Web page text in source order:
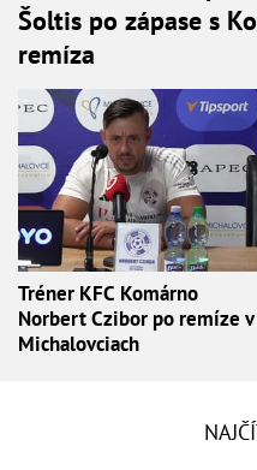
Šoltis po zápase s
remíza
Tréner KFC Komárno
Norbert Czibor po remíze v
Michalovciach